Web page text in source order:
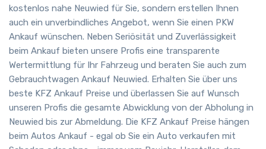
kostenlos nahe Neuwied für Sie, sondern erstellen Ihnen
auch ein unverbindliches Angebot, wenn Sie einen PKW
Ankauf wünschen. Neben Seriösität und Zuverlässigkeit
beim Ankauf bieten unsere Profis eine transparente
Wertermittlung für Ihr Fahrzeug und beraten Sie auch zum
Gebrauchtwagen Ankauf Neuwied. Erhalten Sie über uns
beste KFZ Ankauf Preise und überlassen Sie auf Wunsch
unseren Profis die gesamte Abwicklung von der Abholung in
Neuwied bis zur Abmeldung. Die KFZ Ankauf Preise hängen
beim Autos Ankauf - egal ob Sie ein Auto verkaufen mit